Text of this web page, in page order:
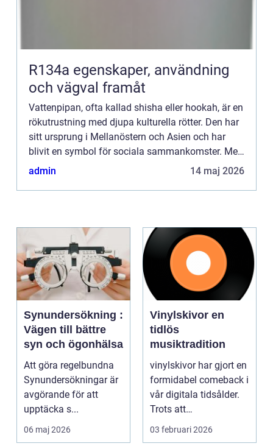
R134a egenskaper, användning
och vägval framåt
Vattenpipan, ofta kallad shisha eller hookah, är en
rökutrustning med djupa kulturella rötter. Den har
sitt ursprung i Mellanöstern och Asien och har
blivit en symbol för sociala sammankomster. Men
vad är det som gö...
admin 14 maj 2026
Synundersökning :
Vägen till bättre
syn och ögonhälsa
Att göra regelbundna
Synundersökningar är
avgörande för att
upptäcka s...
06 maj 2026
Vinylskivor en
tidlös
musiktradition
vinylskivor har gjort en
formidabel comeback i
vår digitala tidsålder.
Trots att
musikstreaming är m...
03 februari 2026